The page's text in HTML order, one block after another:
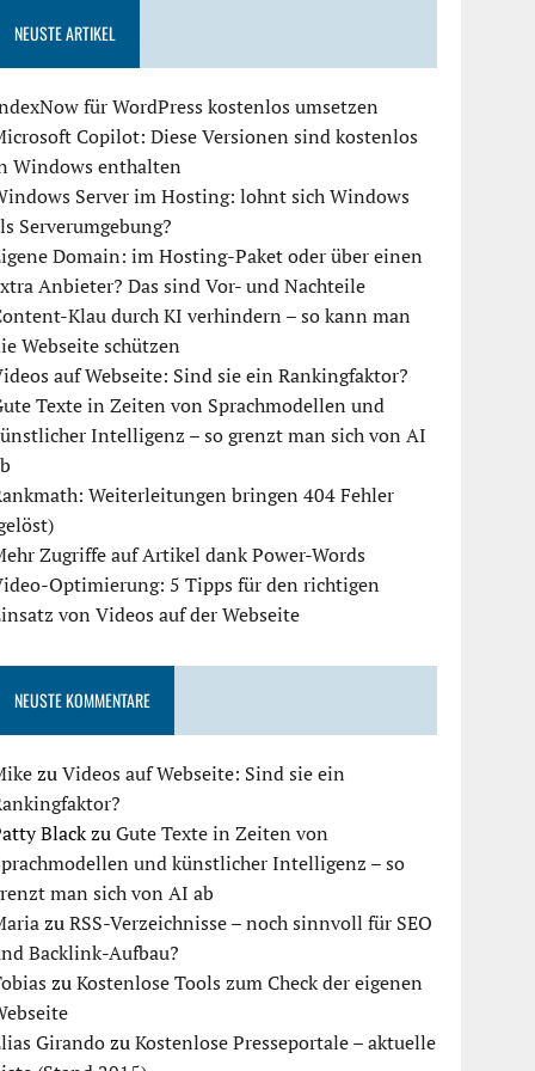
NEUSTE ARTIKEL
für WordPress kostenlos umsetzen
Copilot: Diese Versionen sind kostenlos
Windows enthalten
Server im Hosting: lohnt sich Windows
Serverumgebung?
Domain: im Hosting-Paket oder über einen
Anbieter? Das sind Vor- und Nachteile
Klau durch KI verhindern – so kann man
Webseite schützen
auf Webseite: Sind sie ein Rankingfaktor?
Texte in Zeiten von Sprachmodellen und
Intelligenz – so grenzt man sich von AI
Weiterleitungen bringen 404 Fehler
Zugriffe auf Artikel dank Power-Words
Optimierung: 5 Tipps für den richtigen
von Videos auf der Webseite
NEUSTE KOMMENTARE
zuVideos auf Webseite: Sind sie ein
BlackzuGute Texte in Zeiten von
und künstlicher Intelligenz – so
man sich von AI ab
zuRSS-Verzeichnisse – noch sinnvoll für SEO
Backlink-Aufbau?
zuKostenlose Tools zum Check der eigenen
GirandozuKostenlose Presseportale – aktuelle